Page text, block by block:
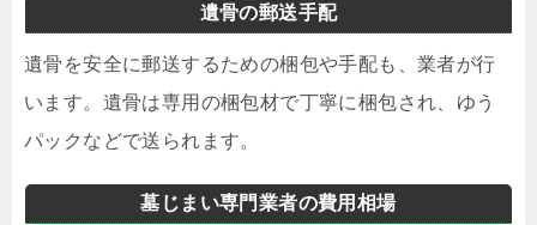
遺骨の郵送手配
遺骨を安全に郵送するための梱包や手配も、業者が行
います。遺骨は専用の梱包材で丁寧に梱包され、ゆう
パックなどで送られます。
墓じまい専門業者の費用相場